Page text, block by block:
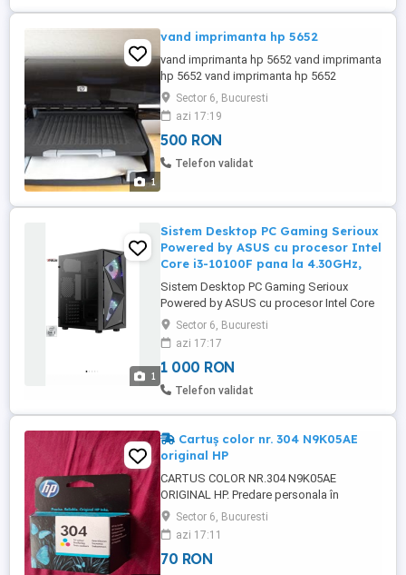
1
vand imprimanta hp 5652
vand imprimanta hp 5652 vand imprimanta
hp 5652 vand imprimanta hp 5652
Sector 6, Bucuresti
azi 17:19
500 RON
Telefon validat
1
Sistem Desktop PC Gaming Serioux
Powered by ASUS cu procesor Intel
Core i3-10100F pana la 4.30GHz,
Sistem Desktop PC Gaming Serioux
Powered by ASUS cu procesor Intel Core
i3-10100F pana la 4.30GHz, 8GB DDR4,
480GB SSD, GeForce GT 1030 2GB
GDDR5, No OS Powered By ASUS
Sistemele Powered by ASUS sunt
dedicate celor ce accepta doar
cercetare-dezvoltare de talie ...
Sector 6, Bucuresti
azi 17:17
1 000 RON
Telefon validat
Cartuș color nr. 304 N9K05AE
original HP
CARTUS COLOR NR.304 N9K05AE
ORIGINAL HP. Predare personala în
București zona autogara militari sau trimit
prin curier.
Sector 6, Bucuresti
azi 17:11
70 RON